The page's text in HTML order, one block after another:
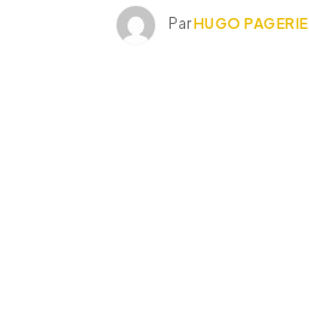
ParHUGO PAGERIE